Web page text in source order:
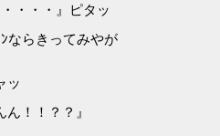
・・・』ピタッ
ならきってみやが
ッ
！！？？』